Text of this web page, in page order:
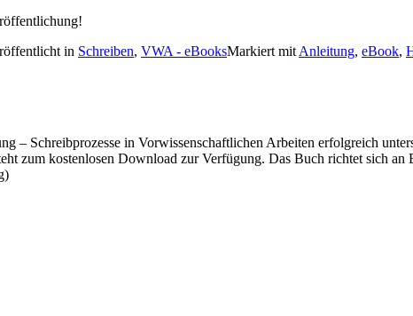
in Schreiben, VWA - eBooksMarkiert mitAnleitung, eBook,
– Schreibprozesse in Vorwissenschaftlichen Arbeiten erfolgreich
zum kostenlosen Download zur Verfügung. Das Buch richtet sich an